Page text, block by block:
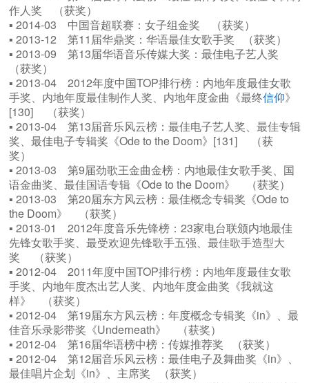
作人奖 （获奖）
▪ 2014-03 中国音超联赛：女子组金奖 （获奖）
▪ 2013-12 第11届华鼎奖：华语最佳女歌手奖 （获奖）
▪ 2013-09 第13届华语音乐传媒大奖：最佳电子艺人奖
（获奖）
▪ 2013-04 2012年度中国TOP排行榜：内地年度最佳女歌
手奖、内地年度最佳制作人奖、内地年度金曲《最终信仰》
[130] （获奖）
▪ 2013-04 第13届音乐风云榜：最佳电子艺人奖、最佳专辑
奖、最佳电子专辑奖《Ode to the Doom》[131] （获
奖）
▪ 2013-03 第9届劲歌王金曲金榜：内地最佳女歌手奖、国
语金曲奖、最佳国语专辑《Ode to the Doom》 （获奖）
▪ 2013-03 第20届东方风云榜：最佳概念专辑奖《Ode to
the Doom》 （获奖）
▪ 2013-01 2012年度音乐先锋榜：23家电台联颁内地最佳
先锋女歌手奖、最受欢迎先锋歌手五强、最佳歌手造型大
奖 （获奖）
▪ 2012-04 2011年度中国TOP排行榜：内地年度最佳女歌
手奖、内地年度杰出艺人奖、内地年度金曲奖《我就这
样》 （获奖）
▪ 2012-04 第19届东方风云榜：年度概念专辑奖《in》、最
佳音乐录影带奖《Underneath》 （获奖）
▪ 2012-04 第16届华语榜中榜：传媒推荐奖 （获奖）
▪ 2012-04 第12届音乐风云榜：最佳电子及舞曲奖《in》、
最佳唱片企划《in》、主席奖 （获奖）